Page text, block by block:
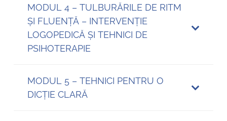
MODUL 4 – TULBURĂRILE DE RITM
ȘI FLUENȚĂ – INTERVENȚIE
LOGOPEDICĂ ȘI TEHNICI DE
PSIHOTERAPIE
MODUL 5 – TEHNICI PENTRU O
DICȚIE CLARĂ